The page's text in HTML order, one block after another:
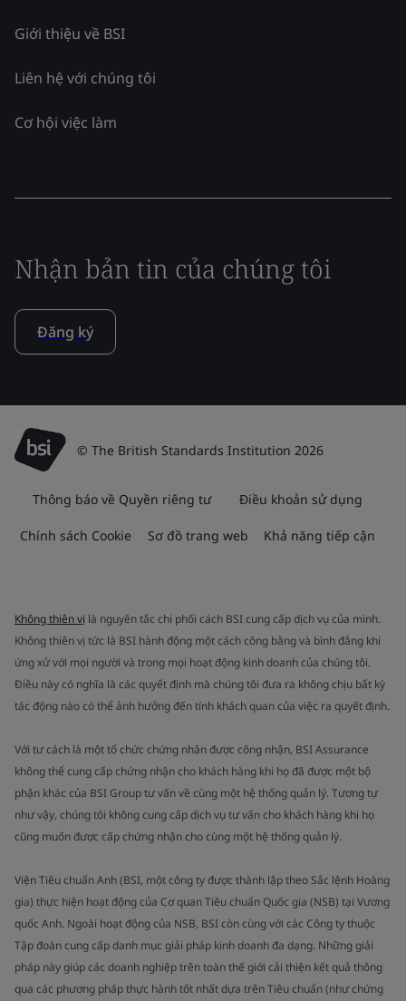
Giới thiệu về BSI
Liên hệ với chúng tôi
Cơ hội việc làm
Nhận bản tin của chúng tôi
Đăng ký
© The British Standards Institution 2026
Thông báo về Quyền riêng tư Điều khoản sử dụng
Chính sách Cookie Sơ đồ trang web Khả năng tiếp cận
Không thiên vị là nguyên tắc chi phối cách BSI cung cấp dịch vụ của mình.
Không thiên vị tức là BSI hành động một cách công bằng và bình đẳng khi
ứng xử với mọi người và trong mọi hoạt động kinh doanh của chúng tôi.
Điều này có nghĩa là các quyết định mà chúng tôi đưa ra không chịu bất kỳ
tác động nào có thể ảnh hưởng đến tính khách quan của việc ra quyết định.
Với tư cách là một tổ chức chứng nhận được công nhận, BSI Assurance
không thể cung cấp chứng nhận cho khách hàng khi họ đã được một bộ
phận khác của BSI Group tư vấn về cùng một hệ thống quản lý. Tương tự
như vậy, chúng tôi không cung cấp dịch vụ tư vấn cho khách hàng khi họ
cũng muốn được cấp chứng nhận cho cùng một hệ thống quản lý.
Viện Tiêu chuẩn Anh (BSI, một công ty được thành lập theo Sắc lệnh Hoàng
gia) thực hiện hoạt động của Cơ quan Tiêu chuẩn Quốc gia (NSB) tại Vương
quốc Anh. Ngoài hoạt động của NSB, BSI còn cùng với các Công ty thuộc
Tập đoàn cung cấp danh mục giải pháp kinh doanh đa dạng. Những giải
pháp này giúp các doanh nghiệp trên toàn thế giới cải thiện kết quả thông
qua các phương pháp thực hành tốt nhất dựa trên Tiêu chuẩn (như chứng